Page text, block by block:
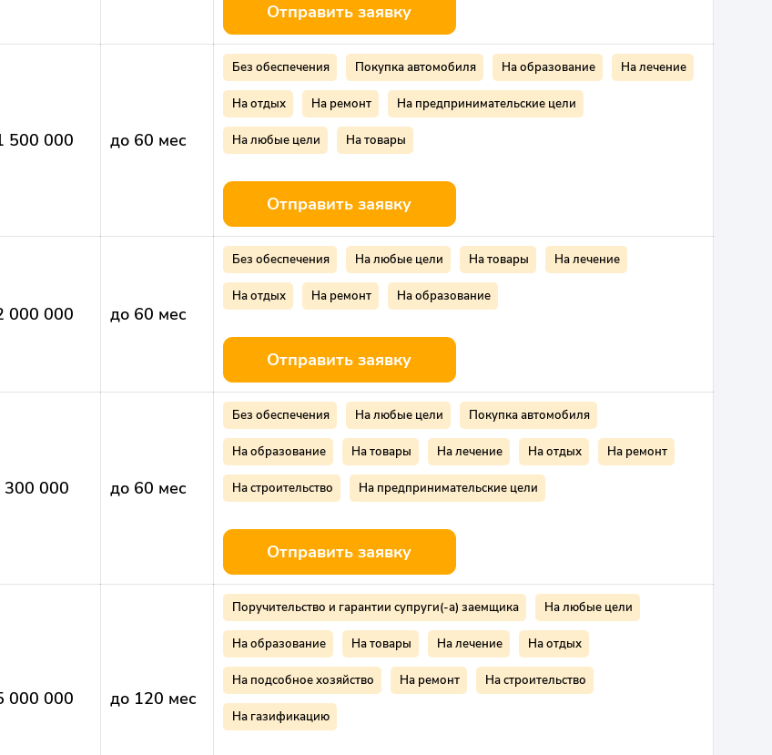
Отправить заявку
500 000 до 60 мес
Без обеспечения Покупка автомобиля На образование На лечение
На отдых На ремонт На предпринимательские цели
На любые цели На товары
Отправить заявку
000 000 до 60 мес
Без обеспечения На любые цели На товары На лечение
На отдых На ремонт На образование
Отправить заявку
000 до 60 мес
Без обеспечения На любые цели Покупка автомобиля
На образование На товары На лечение На отдых На ремонт
На строительство На предпринимательские цели
Отправить заявку
000 000 до 120 мес
Поручительство и гарантии супруги(-а) заемщика На любые цели
На образование На товары На лечение На отдых
На подсобное хозяйство На ремонт На строительство
На газификацию